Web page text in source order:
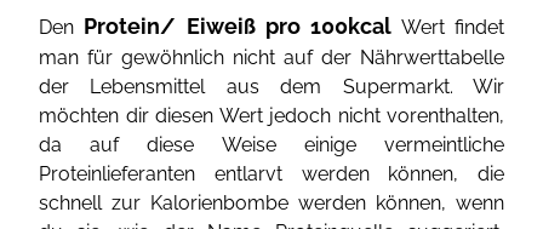
Den Protein/ Eiweiß pro 100kcal Wert findet
man für gewöhnlich nicht auf der Nährwerttabelle
der Lebensmittel aus dem Supermarkt. Wir
möchten dir diesen Wert jedoch nicht vorenthalten,
da auf diese Weise einige vermeintliche
Proteinlieferanten entlarvt werden können, die
schnell zur Kalorienbombe werden können, wenn